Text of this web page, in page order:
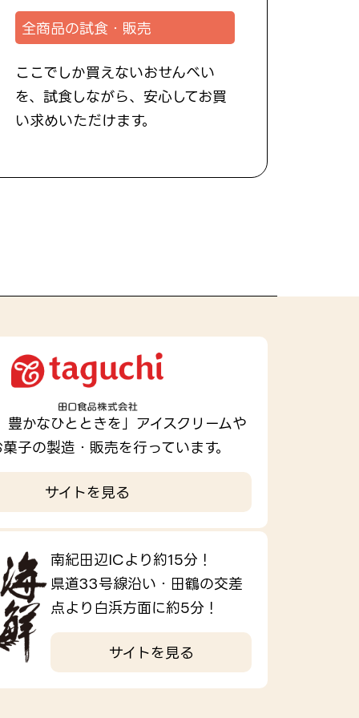
全商品の試食・販売
ここでしか買えないおせんべい
を、試食しながら、安心してお買
い求めいただけます。
豊かなひとときを」アイスクリームや
子の製造・販売を行っています。
サイトを見る
南紀田辺ICより約15分！
県道33号線沿い・田鶴の交差
点より白浜方面に約5分！
サイトを見る